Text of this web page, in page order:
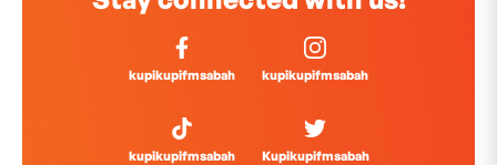
kupikupifmsabah kupikupifmsabah
kupikupifmsabah Kupikupifmsabah